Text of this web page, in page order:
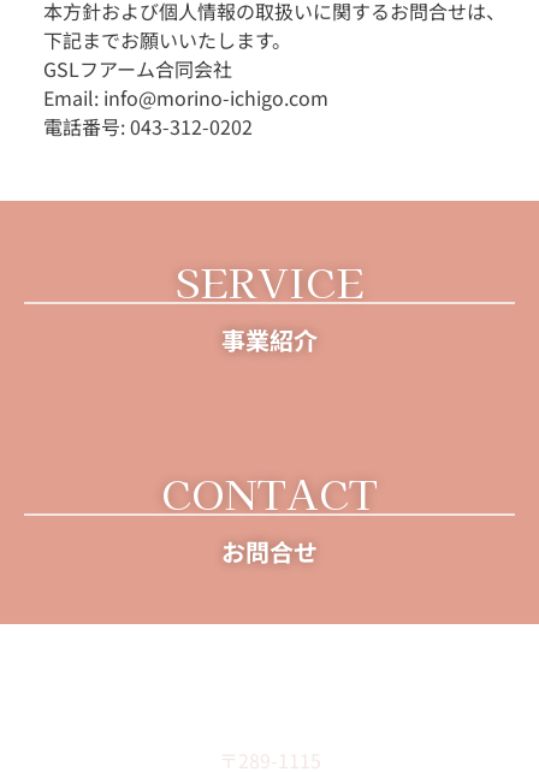
本方針および個人情報の取扱いに関するお問合せは、
下記までお願いいたします。
GSLフアーム合同会社
Email: info@morino-ichigo.com
電話番号: 043-312-0202
SERVICE
事業紹介
CONTACT
お問合せ
〒289-1115